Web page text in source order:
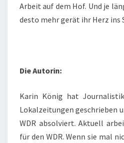
Arbeit auf dem Hof. Und je
desto mehr gerät ihr Herz ins
Die Autorin:
Karin König hat
Lokalzeitungen geschrieben
WDR absolviert. Aktuell
für den WDR. Wenn sie mal